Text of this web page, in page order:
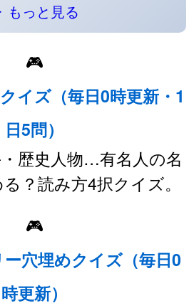
もっと見る
🎮
イズ（毎日0時更新・1
日5問）
歴史人物…有名人の名
？読み方4択クイズ。
🎮
穴埋めクイズ（毎日0
時更新）